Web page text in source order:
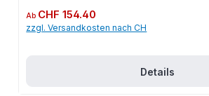
Regulärer Preis:
Ab CHF 154.40
zzgl. Versandkosten nach CH
Details